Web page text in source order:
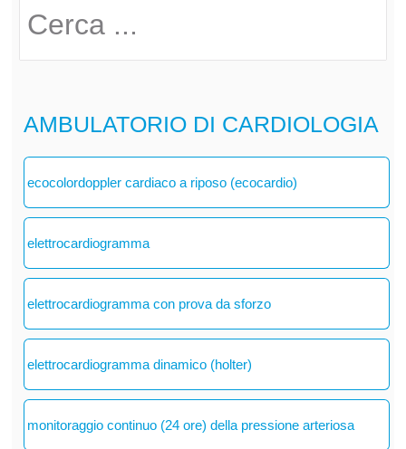
AMBULATORIO DI CARDIOLOGIA
ecocolordoppler cardiaco a riposo (ecocardio)
elettrocardiogramma
elettrocardiogramma con prova da sforzo
elettrocardiogramma dinamico (holter)
monitoraggio continuo (24 ore) della pressione arteriosa